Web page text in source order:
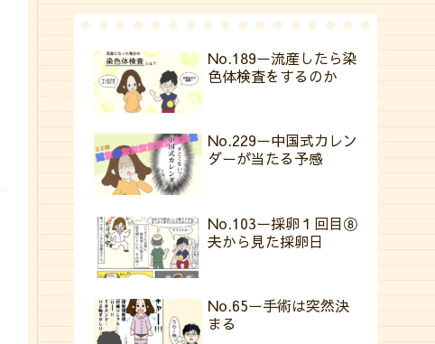
No.189ー流産したら染
色体検査をするのか
No.229ー中国式カレン
ダーが当たる予感
No.103ー採卵１回目⑧
夫から見た採卵日
No.65ー手術は突然決
まる